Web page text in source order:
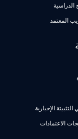
الدراسية
المعتمد
الإخبارية
الاعتمادات